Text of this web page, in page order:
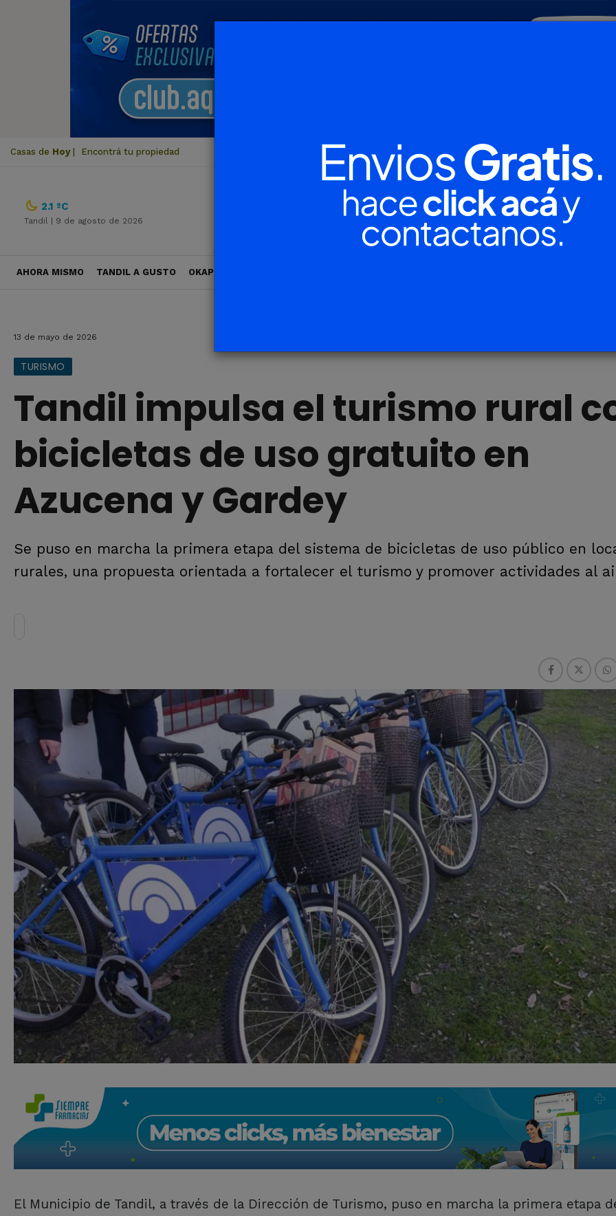
Casas de Hoy Encontrá tu propiedad
2.1 ºC
Tandil | 9 de agosto de 2026
AHORA MISMO TANDIL A GUSTO OKAPI VIAJES
13 de mayo de 2026
TURISMO
Tandil impulsa el turismo rural
bicicletas de uso gratuito en
Azucena y Gardey
Se puso en marcha la primera etapa del sistema de bicicletas de uso público en
rurales, una propuesta orientada a fortalecer el turismo y promover actividades al
El Municipio de Tandil, a través de la Dirección de Turismo, puso en marcha la primera etapa